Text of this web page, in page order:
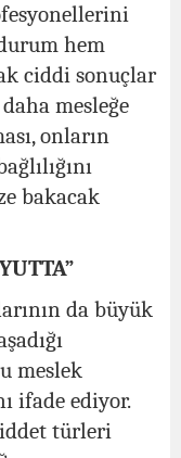
hem
ciddi sonuçlar
mesleğe
onların
bakacak
da büyük
meslek
ifade ediyor.
türleri